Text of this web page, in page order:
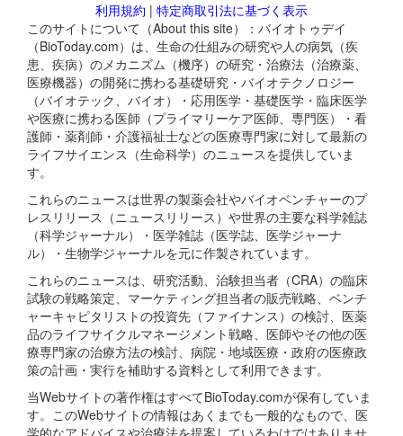
利用規約 | 特定商取引法に基づく表示
このサイトについて（About this site）：バイオトゥデイ
（BioToday.com）は、生命の仕組みの研究や人の病気（疾
患、疾病）のメカニズム（機序）の研究・治療法（治療薬、
医療機器）の開発に携わる基礎研究・バイオテクノロジー
（バイオテック、バイオ）・応用医学・基礎医学・臨床医学
や医療に携わる医師（プライマリーケア医師、専門医）・看
護師・薬剤師・介護福祉士などの医療専門家に対して最新の
ライフサイエンス（生命科学）のニュースを提供していま
す。
これらのニュースは世界の製薬会社やバイオベンチャーのプ
レスリリース（ニュースリリース）や世界の主要な科学雑誌
（科学ジャーナル）・医学雑誌（医学誌、医学ジャーナ
ル）・生物学ジャーナルを元に作製されています。
これらのニュースは、研究活動、治験担当者（CRA）の臨床
試験の戦略策定、マーケティング担当者の販売戦略、ベンチ
ャーキャピタリストの投資先（ファイナンス）の検討、医薬
品のライフサイクルマネージメント戦略、医師やその他の医
療専門家の治療方法の検討、病院・地域医療・政府の医療政
策の計画・実行を補助する資料として利用できます。
当Webサイトの著作権はすべてBioToday.comが保有していま
す。このWebサイトの情報はあくまでも一般的なもので、医